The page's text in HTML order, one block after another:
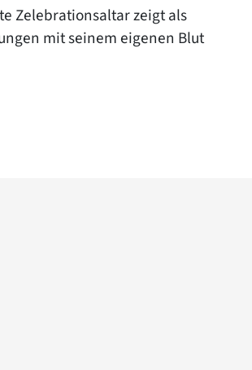
Zelebrationsaltar zeigt als
mit seinem eigenen Blut